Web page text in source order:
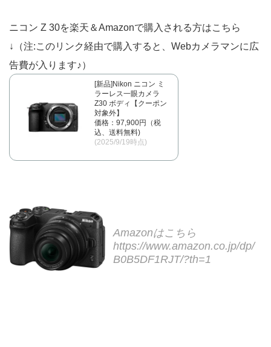
ニコン Z 30を楽天＆Amazonで購入される方はこちら
↓（注:このリンク経由で購入すると、Webカメラマンに広
告費が入ります♪）
[新品]Nikon ニコン ミ
ラーレス一眼カメラ
Z30 ボディ【クーポン
対象外】
価格：97,900円（税
込、送料無料)
(2025/9/19時点)
Amazonはこちら
https://www.amazon.co.jp/dp/
B0B5DF1RJT/?th=1